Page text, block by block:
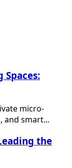
Spaces:
micro-
and smart...
the